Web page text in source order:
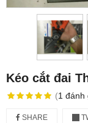
Kéo cắt đai
(1 đánh
SHARE